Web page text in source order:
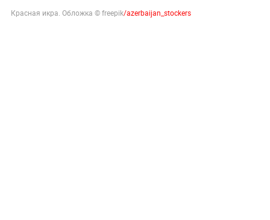
Красная икра. Обложка © freepik/azerbaijan_stockers